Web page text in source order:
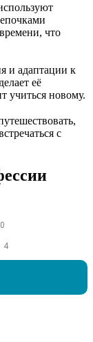
что
и адаптации к
её
учиться новому.
с
4